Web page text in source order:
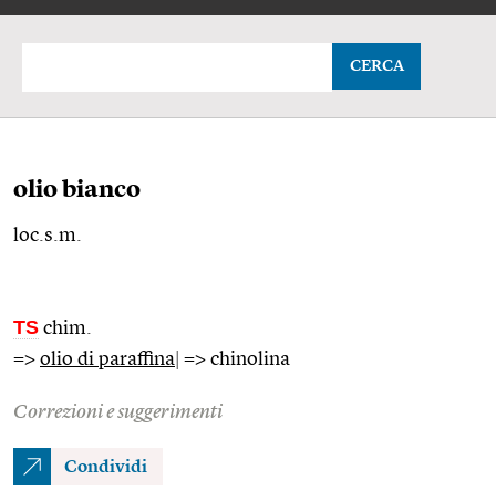
CERCA
olio bianco
loc.s.m.
TS chim.
=> olio di paraffina => chinolina
Correzioni e suggerimenti
Condividi